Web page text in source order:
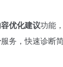
优化建议功能
服务，快速诊断